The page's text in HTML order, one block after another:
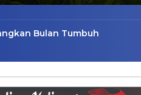
Bulan Tumbuh